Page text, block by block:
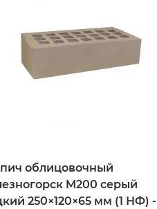
облицовочный
M200 серый
250×120×65 мм (1 НФ) -